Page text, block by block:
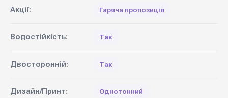
Акції: Гаряча пропозиція
Водостійкість: Так
Двосторонній: Так
Дизайн/Принт: Однотонний